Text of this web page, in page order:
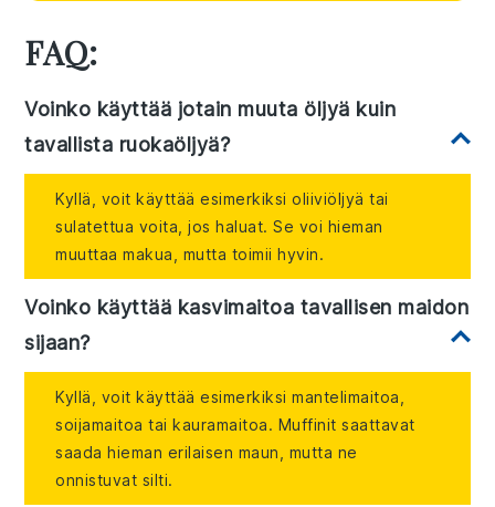
FAQ:
Voinko käyttää jotain muuta öljyä kuin
tavallista ruokaöljyä?
Kyllä, voit käyttää esimerkiksi oliiviöljyä tai
sulatettua voita, jos haluat. Se voi hieman
muuttaa makua, mutta toimii hyvin.
Voinko käyttää kasvimaitoa tavallisen maidon
sijaan?
Kyllä, voit käyttää esimerkiksi mantelimaitoa,
soijamaitoa tai kauramaitoa. Muffinit saattavat
saada hieman erilaisen maun, mutta ne
onnistuvat silti.